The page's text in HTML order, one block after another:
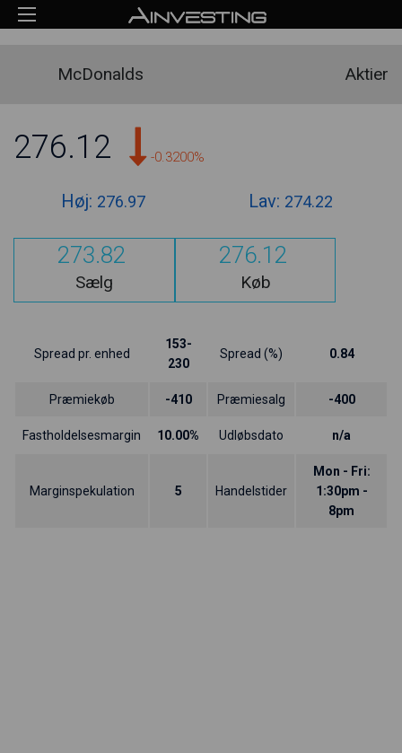
McDonalds Aktier
276.12 -0.3200%
Høj: 276.97 Lav: 274.22
273.82
Sælg
276.12
Køb
Spread pr. enhed
153-
230
Spread (%) 0.84
Præmiekøb -410 Præmiesalg -400
Fastholdelsesmargin 10.00% Udløbsdato n/a
Marginspekulation 5 Handelstider
Mon - Fri:
1:30pm -
8pm